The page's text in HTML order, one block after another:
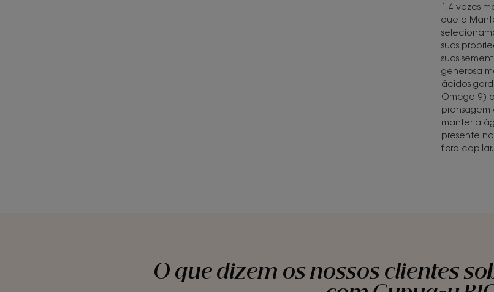
1,4 vezes
que a
suas
suas
generosa
ácidos
Omega-9)
prensagem
manter a
presente
fibra capilar.
O que dizem os nossos clientes